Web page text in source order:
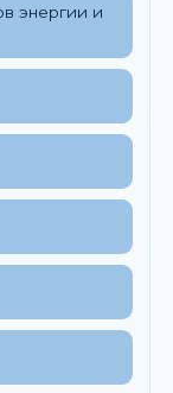
энергии и